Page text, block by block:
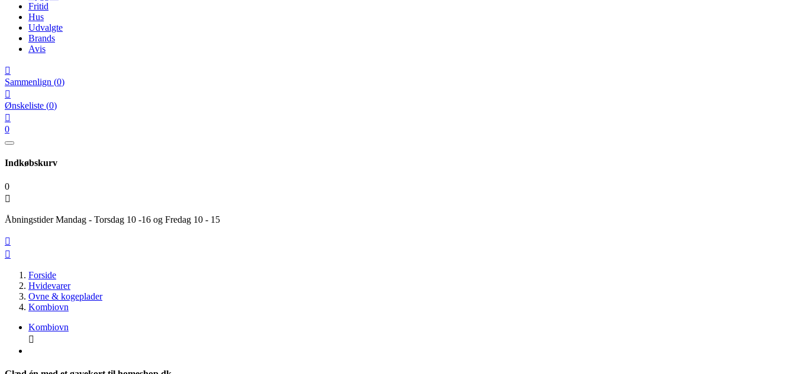
Fritid
Hus
Udvalgte
Brands
Avis

Sammenlign (0)

Ønskeliste (0)

0
Indkøbskurv
0

Åbningstider Mandag - Torsdag 10 -16 og Fredag 10 - 15


Forside
Hvidevarer
Ovne & kogeplader
Kombiovn
Kombiovn
